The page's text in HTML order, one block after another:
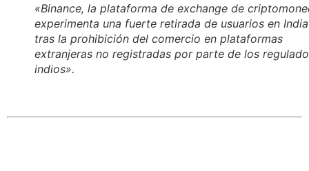
«Binance, la plataforma de exchange de
experimenta una fuerte retirada de usuarios en India
tras la prohibición del comercio en plataformas
extranjeras no registradas por parte de los
indios».